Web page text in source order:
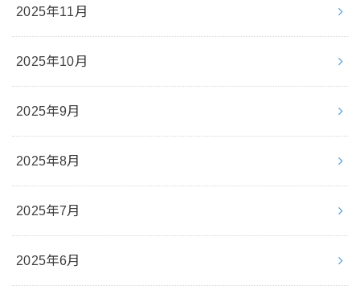
2025年11月
2025年10月
2025年9月
2025年8月
2025年7月
2025年6月